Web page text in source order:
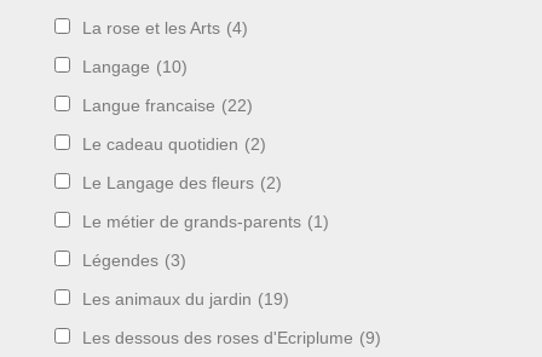
La rose et les Arts (4)
Langage (10)
Langue francaise (22)
Le cadeau quotidien (2)
Le Langage des fleurs (2)
Le métier de grands-parents (1)
Légendes (3)
Les animaux du jardin (19)
Les dessous des roses d'Ecriplume (9)